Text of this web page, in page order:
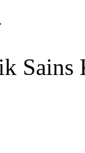
Sains